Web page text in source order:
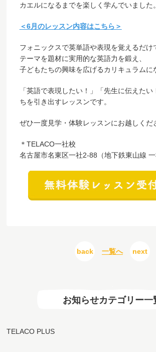
カエルになるまでを楽しく学んでいました。
＜6月のレッスン内容はこちら＞
フォニックスで英単語や表現を覚えるだけ
テーマを題材に実用的な英語力を鍛え、
子どもたちの興味を広げるカリキュラムに
「英語で表現したい！」「先生に伝えた
ちを引き出すレッスンです。
ぜひ一度見学・体験レッスンにお越しくだ
＊TELACO一社校
名古屋市名東区一社2-88（地下鉄東山線 一
back 一覧へ next
お知らせカテゴリー一
TELACO PLUS